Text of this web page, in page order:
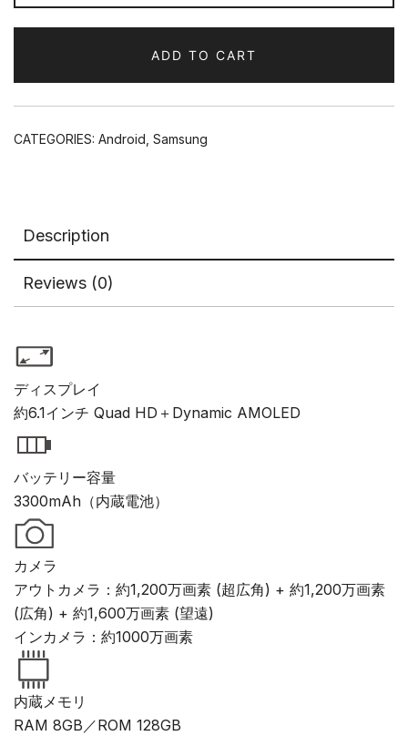
プ
ズ
ム
ホ
ADD TO CART
CATEGORIES: Android Samsung
Description
Reviews (0)
ディスプレイ
約6.1インチ Quad HD＋Dynamic AMOLED
バッテリー容量
3300mAh（内蔵電池）
カメラ
アウトカメラ：約1,200万画素 (超広角) + 約1,200万画素
(広角) + 約1,600万画素 (望遠)
インカメラ：約1000万画素
内蔵メモリ
RAM 8GB／ROM 128GB